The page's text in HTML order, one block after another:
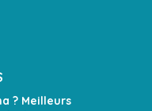
? Meilleurs